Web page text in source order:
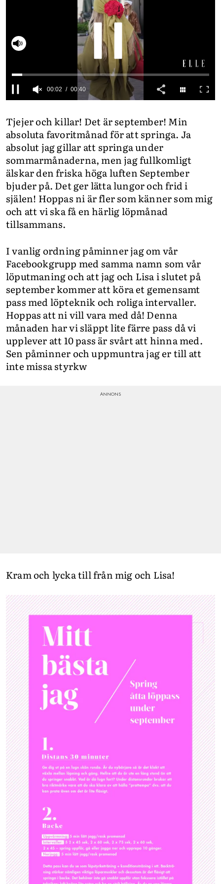
VÅRA SKRIBENTER
of
40
seconds
Tjejer och killar! Det är september! Min
absoluta favoritmånad för att springa. Ja
absolut jag gillar att springa under
sommarmånaderna, men jag fullkomligt
älskar den friska höga luften September
bjuder på. Det ger lätta lungor och frid i
själen! Hoppas ni är fler som känner som mig
och att vi ska få en härlig löpmånad
tillsammans.
I vanlig ordning påminner jag om vår
Facebookgrupp med samma namn som vår
löputmaning och att jag och Lisa i slutet på
september kommer att köra et gemensamt
pass med löpteknik och roliga intervaller.
Hoppas att ni vill vara med då! Denna
månaden har vi släppt lite färre pass då vi
upplever att 10 pass är svårt att hinna med.
Sen påminner och uppmuntra jag er till att
inte missa styrkw
Kram och lycka till från mig och Lisa!